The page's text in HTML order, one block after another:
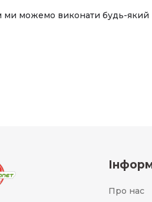
можемо виконати будь-який
Про нас